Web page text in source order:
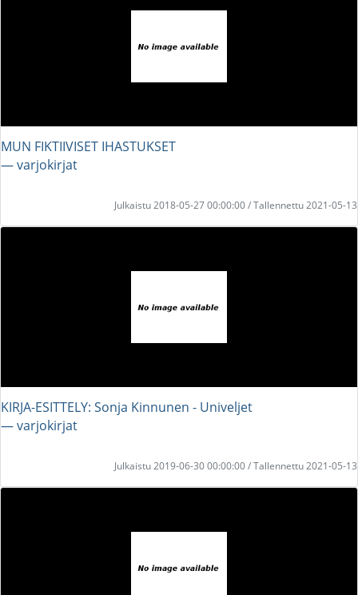
MUN FIKTIIVISET IHASTUKSET
― varjokirjat
Julkaistu 2018-05-27 00:00:00 / Tallennettu 2021-05-13
KIRJA-ESITTELY: Sonja Kinnunen - Univeljet
― varjokirjat
Julkaistu 2019-06-30 00:00:00 / Tallennettu 2021-05-13